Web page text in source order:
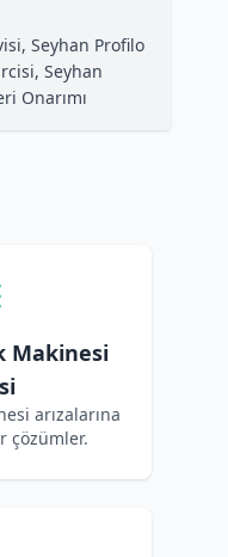
Seyhan Profilo
Seyhan
Onarımı
Makinesi
arızalarına
çözümler.